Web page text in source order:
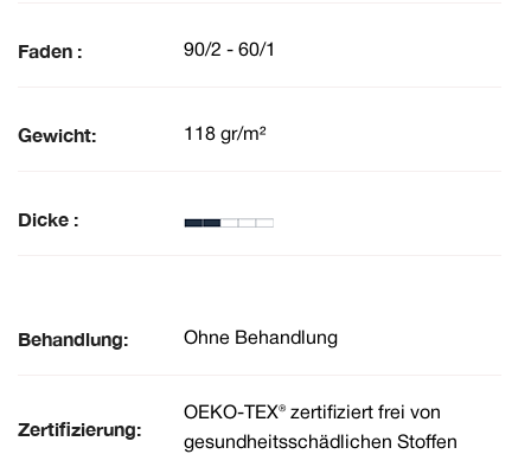
Faden : 90/2 - 60/1
Gewicht: 118 gr/m²
Dicke :
Behandlung: Ohne Behandlung
Zertifizierung:
OEKO-TEX® zertifiziert frei von
gesundheitsschädlichen Stoffen